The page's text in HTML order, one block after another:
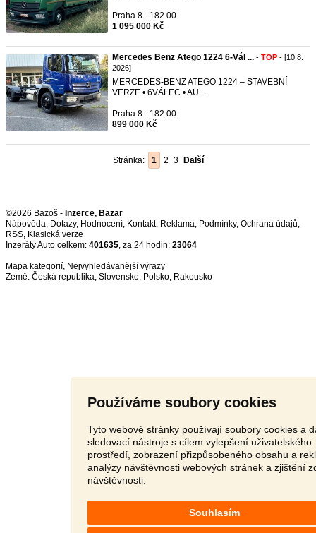
Používáme soubory cookies
Tyto webové stránky používají soubory cookies a
sledovací nástroje s cílem vylepšení uživatelského
prostředí, zobrazení přizpůsobeného obsahu a
analýzy návštěvnosti webových stránek a zjištění
návštěvnosti.
Souhlasím
Praha 8 - 182 00
1 095 000 Kč
Mercedes Benz Atego 1224 6-Vál ... - TOP - [10.8.
2026]
MERCEDES-BENZ ATEGO 1224 – STAVEBNÍ
VERZE • 6VÁLEC • AU ...
Praha 8 - 182 00
899 000 Kč
Stránka: 1 2 3 Další
©2026 Bazoš - Inzerce, Bazar
Nápověda, Dotazy, Hodnocení, Kontakt, Reklama, Podmínky, Ochrana údajů,
RSS,
Inzeráty Auto celkem: 401635, za 24 hodin: 23064
Mapa kategorií, Nejvyhledávanější výrazy
Země: Česká republika, Slovensko, Polsko, Rakousko